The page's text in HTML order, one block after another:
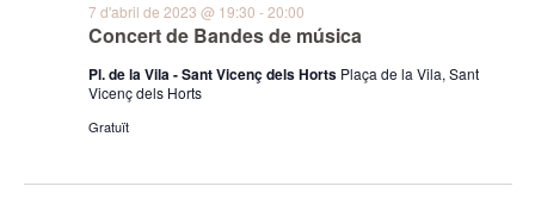
Concert de Bandes de música
7 d'abril de 2023 @ 19:30 -20:00
Pl. de la Vila - Sant Vicenç dels Horts Plaça de la Vila, Sant
Vicenç dels Horts
Gratuït